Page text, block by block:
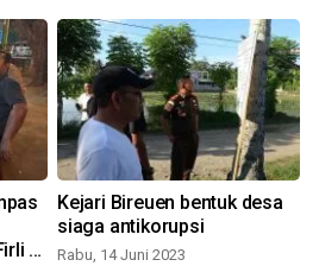
di
Kejari Bireuen bentuk desa
siaga antikorupsi
Rabu, 14 Juni 2023